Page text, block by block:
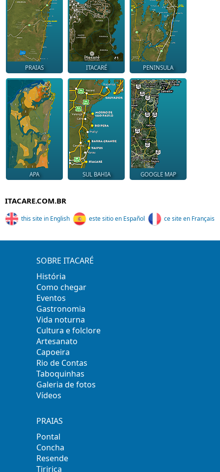
PRAIAS ITACARÉ PENINSULA
APA SUL BAHIA GOOGLE MAP
ITACARE.COM.BR
this site in English este sitio en Español ce site en Français
SOBRE ITACARÉ
História
Como chegar
Eventos
Gastronomia
Vida noturna
Cultura e folclore
Artesanato
Capoeira
Rio de Contas
Taboquinhas
Galeria de fotos
Vídeos
PRAIAS
Pontal
Concha
Resende
Tiririca